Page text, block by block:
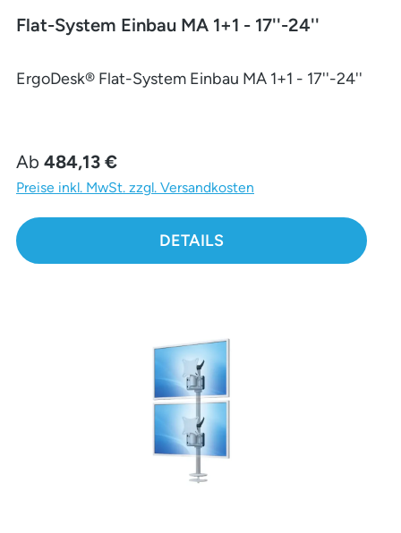
Flat-System Einbau MA 1+1 - 17''-24''
ErgoDesk® Flat-System Einbau MA 1+1 - 17''-24''
Regulärer Preis:
Ab 484,13 €
Preise inkl. MwSt. zzgl. Versandkosten
DETAILS